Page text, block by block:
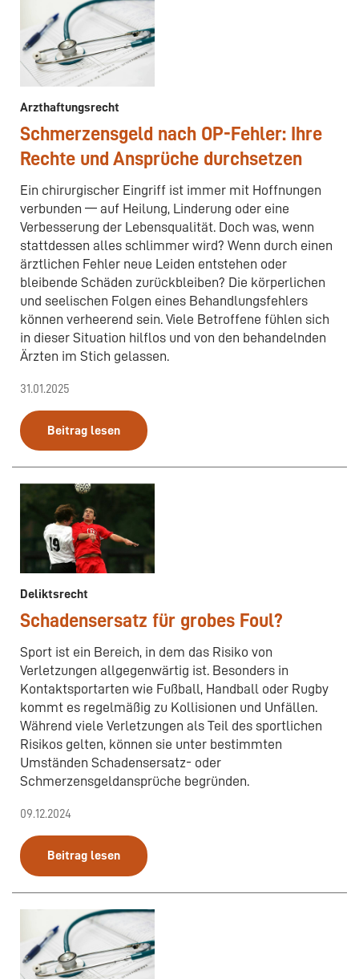
Arzthaftungsrecht
Schmerzensgeld nach OP-Fehler: Ihre
Rechte und Ansprüche durchsetzen
Ein chirurgischer Eingriff ist immer mit Hoffnungen
verbunden — auf Heilung, Linderung oder eine
Verbesserung der Lebensqualität. Doch was, wenn
stattdessen alles schlimmer wird? Wenn durch einen
ärztlichen Fehler neue Leiden entstehen oder
bleibende Schäden zurückbleiben? Die körperlichen
und seelischen Folgen eines Behandlungsfehlers
können verheerend sein. Viele Betroffene fühlen sich
in dieser Situation hilflos und von den behandelnden
Ärzten im Stich gelassen.
31.01.2025
Beitrag lesen
Deliktsrecht
Schadensersatz für grobes Foul?
Sport ist ein Bereich, in dem das Risiko von
Verletzungen allgegenwärtig ist. Besonders in
Kontaktsportarten wie Fußball, Handball oder Rugby
kommt es regelmäßig zu Kollisionen und Unfällen.
Während viele Verletzungen als Teil des sportlichen
Risikos gelten, können sie unter bestimmten
Umständen Schadensersatz- oder
Schmerzensgeldansprüche begründen.
09.12.2024
Beitrag lesen